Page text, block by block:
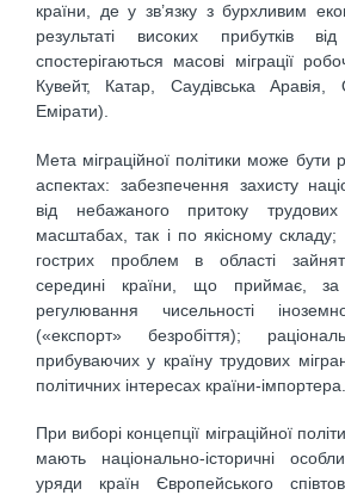
країни, де у зв’язку з бурхливим
результаті високих прибутків
спостерігаються масові міграції
Кувейт, Катар, Саудівська Аравія,
Емірати).
Мета міграційної політики може бути
аспектах: забезпечення захисту
від небажаного притоку
масштабах, так і по якісному
гострих проблем в області
середині країни, що приймає, за
регулювання чисельності
(«експорт» безробіття);
прибуваючих у країну трудових
політичних інтересах країни-імпортера.
При виборі концепції міграційної
мають національно-історичні
уряди країн Європейського